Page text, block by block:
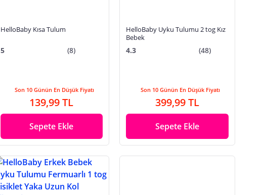
HelloBaby Kısa Tulum
5 (8)
Son 10 Günün En Düşük Fiyatı
139,99 TL
Sepete Ekle
HelloBaby Uyku Tulumu 2 tog Kız
Bebek
4.3 (48)
Son 10 Günün En Düşük Fiyatı
399,99 TL
Sepete Ekle